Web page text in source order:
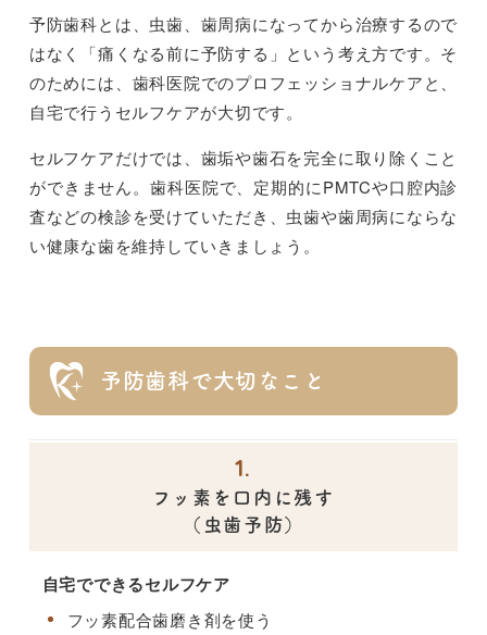
予防歯科とは、虫歯、歯周病になってから治療するので
はなく「痛くなる前に予防する」という考え方です。そ
のためには、歯科医院でのプロフェッショナルケアと、
自宅で行うセルフケアが大切です。
セルフケアだけでは、歯垢や歯石を完全に取り除くこと
ができません。歯科医院で、定期的にPMTCや口腔内診
査などの検診を受けていただき、虫歯や歯周病にならな
い健康な歯を維持していきましょう。
予防歯科で大切なこと
1.
フッ素を口内に残す
（虫歯予防）
自宅でできるセルフケア
フッ素配合歯磨き剤を使う